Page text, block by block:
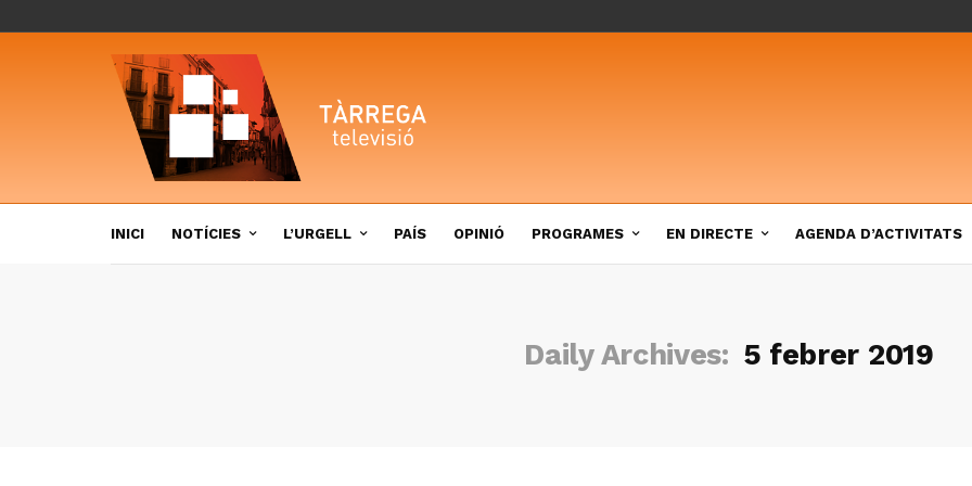
INICI NOTÍCIES L’URGELL PAÍS OPINIÓ PROGRAMES EN DIRECTE AGENDA D’ACTIVITATS
Daily Archives: 5 febrer 2019